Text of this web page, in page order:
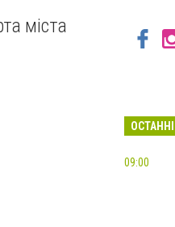
міста
09:00